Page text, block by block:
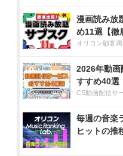
漫画読み放
め11選【徹
オリコン顧客
2026年動画
すすめ40選
CS動画配信サ
毎週の音楽
ヒットの推